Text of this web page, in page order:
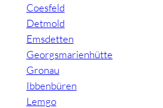
Coesfeld
Detmold
Emsdetten
Georgsmarienhütte
Gronau
Ibbenbüren
Lemgo